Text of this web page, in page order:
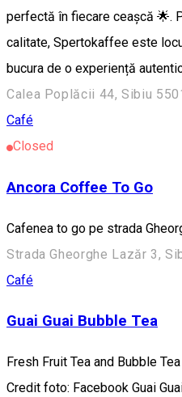
perfectă în fiecare ceașcă 🌟.
calitate, Spertokaffee este
bucura de o experiență
Calea Poplăcii 44, Sibiu
Café
Closed
Ancora Coffee To Go
Cafenea to go pe strada
Strada Gheorghe Lazăr 3,
Café
Guai Guai Bubble Tea
Fresh Fruit Tea and Bubble
Credit foto: Facebook Guai